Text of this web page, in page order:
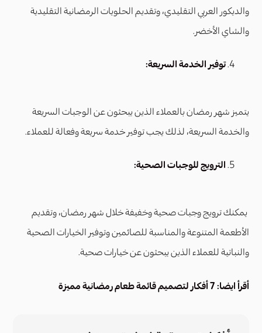
والديكور العربي التقليدي، وتقديم الحلويات الرمضانية التقليدية
والشاي الأخضر.
توفير الخدمة السريعة:
يتميز شهر رمضان بالعملاء الذين يبحثون عن الوجبات السريعة
والخدمة السريعة، لذلك يجب توفير خدمة سريعة وفعالة للعملاء.
الترويج للوجبات الصحية:
يمكنك ترويج وجبات صحية وخفيفة خلال شهر رمضان، وتقديم
الأطعمة المتنوعة والمناسبة للصائمين وتوفير الخيارات الصحية
والنباتية للعملاء الذين يبحثون عن خيارات صحية.
أقرأ ايضا:7 أفكار لتصميم قائمة طعام رمضانية مميزة